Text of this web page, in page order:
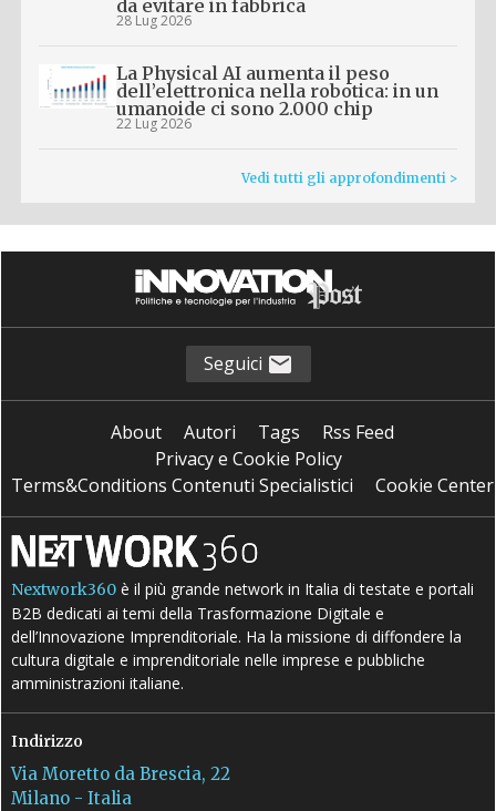
da evitare in fabbrica
28 Lug 2026
La Physical AI aumenta il peso
dell’elettronica nella robotica: in un
umanoide ci sono 2.000 chip
22 Lug 2026
Vedi tutti gli approfondimenti >
Seguici
About Autori Tags
Rss Feed
Privacy e Cookie Policy
Terms&Conditions Contenuti Specialistici
Cookie Center
Nextwork360 è il più grande network in Italia di testate e portali
B2B dedicati ai temi della Trasformazione Digitale e
dell’Innovazione Imprenditoriale. Ha la missione di diffondere la
cultura digitale e imprenditoriale nelle imprese e pubbliche
amministrazioni italiane.
Indirizzo
Via Moretto da Brescia, 22
Milano - Italia